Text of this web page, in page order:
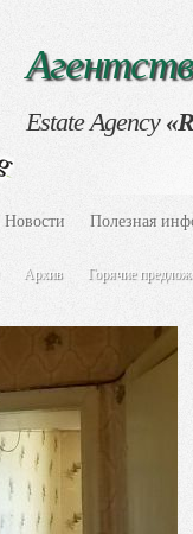
Estate Agency
Новости Полезная
Архив Горячие